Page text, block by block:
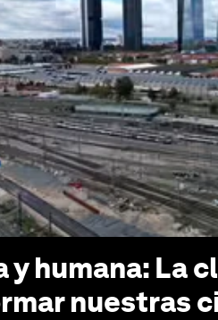
y humana: La
nuestras